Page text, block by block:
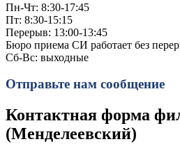
Пн-Чт: 8:30-17:45
Пт: 8:30-15:15
Перерыв: 13:00-13:45
Бюро приема СИ работает без
Сб-Вс: выходные
Отправьте нам сообщение
Контактная форма
(Менделеевский)